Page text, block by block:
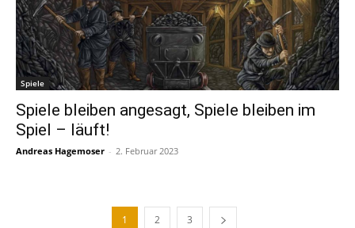
Spiele
Spiele bleiben angesagt, Spiele bleiben im
Spiel – läuft!
Andreas Hagemoser - 2. Februar 2023
1 2 3